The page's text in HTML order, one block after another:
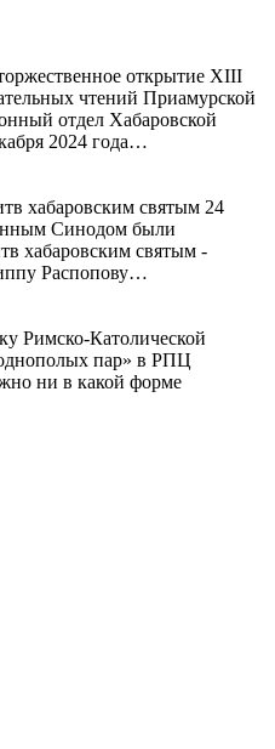
открытие XIII
чтений Приамурской
отдел Хабаровской
2024 года…
хабаровским святым 24
Синодом были
хабаровским святым -
Распопову…
Римско-Католической
пар» в РПЦ
ни в какой форме